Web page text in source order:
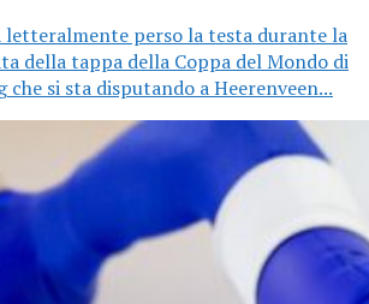
letteralmente perso la testa durante la
della tappa della Coppa del Mondo di
che si sta disputando a Heerenveen...